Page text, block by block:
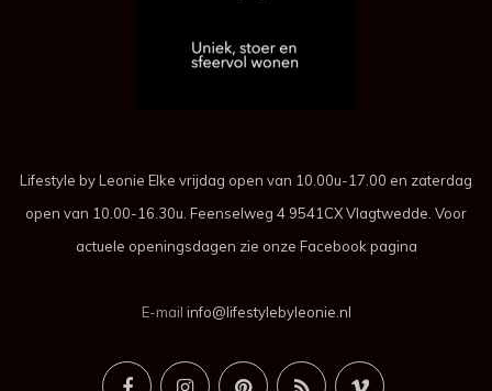
Lifestyle by Leonie Elke vrijdag open van 10.00u-17.00 en zaterdag
open van 10.00-16.30u. Feenselweg 4 9541CX Vlagtwedde. Voor
actuele openingsdagen zie onze Facebook pagina
E-mail info@lifestylebyleonie.nl